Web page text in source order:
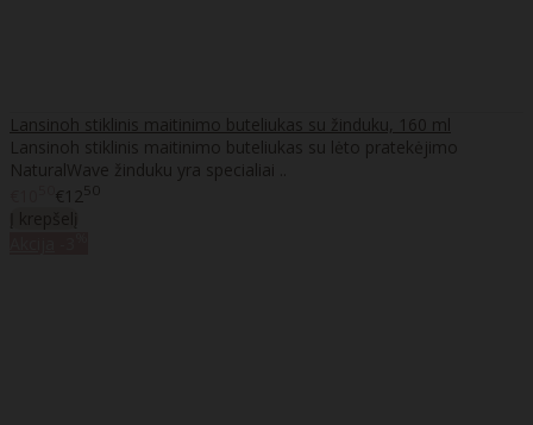
Lansinoh stiklinis maitinimo buteliukas su žinduku, 160 ml
Lansinoh stiklinis maitinimo buteliukas su lėto pratekėjimo
NaturalWave žinduku yra specialiai ..
€1250